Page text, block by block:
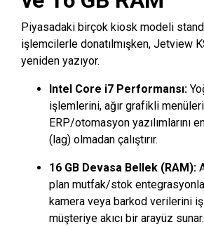
Piyasadaki birçok kiosk modeli
işlemcilerle donatılmışken, Jetview
yeniden yazıyor.
Intel Core i7 Performansı:
işlemlerini, ağır grafikli
ERP/otomasyon yazılımlarını
(lag) olmadan çalıştırır.
16 GB Devasa Bellek (RAM):
plan mutfak/stok
kamera veya barkod verilerini
müşteriye akıcı bir arayüz